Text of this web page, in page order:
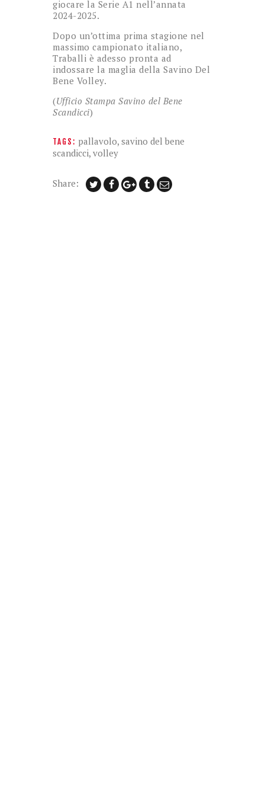
giocare la Serie A1 nell’annata
2024-2025.
Dopo un’ottima prima stagione nel
massimo campionato italiano,
Traballi è adesso pronta ad
indossare la maglia della Savino Del
Bene Volley.
(Ufficio Stampa Savino del Bene
Scandicci)
TAGS: pallavolo, savino del bene
scandicci, volley
Share: